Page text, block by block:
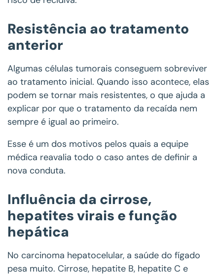
Resistência ao tratamento
anterior
Algumas células tumorais conseguem sobreviver
ao tratamento inicial. Quando isso acontece, elas
podem se tornar mais resistentes, o que ajuda a
explicar por que o tratamento da recaída nem
sempre é igual ao primeiro.
Esse é um dos motivos pelos quais a equipe
médica reavalia todo o caso antes de definir a
nova conduta.
Influência da cirrose,
hepatites virais e função
hepática
No carcinoma hepatocelular, a saúde do fígado
pesa muito. Cirrose, hepatite B, hepatite C e